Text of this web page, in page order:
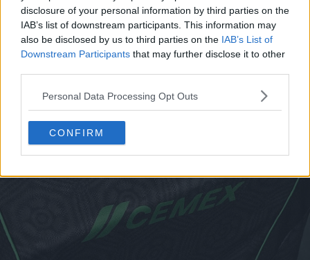
disclosure of your personal information by third parties on the
IAB’s list of downstream participants. This information may
also be disclosed by us to third parties on the IAB’s List of
Downstream Participants that may further disclose it to other
Personal Data Processing Opt Outs
CONFIRM